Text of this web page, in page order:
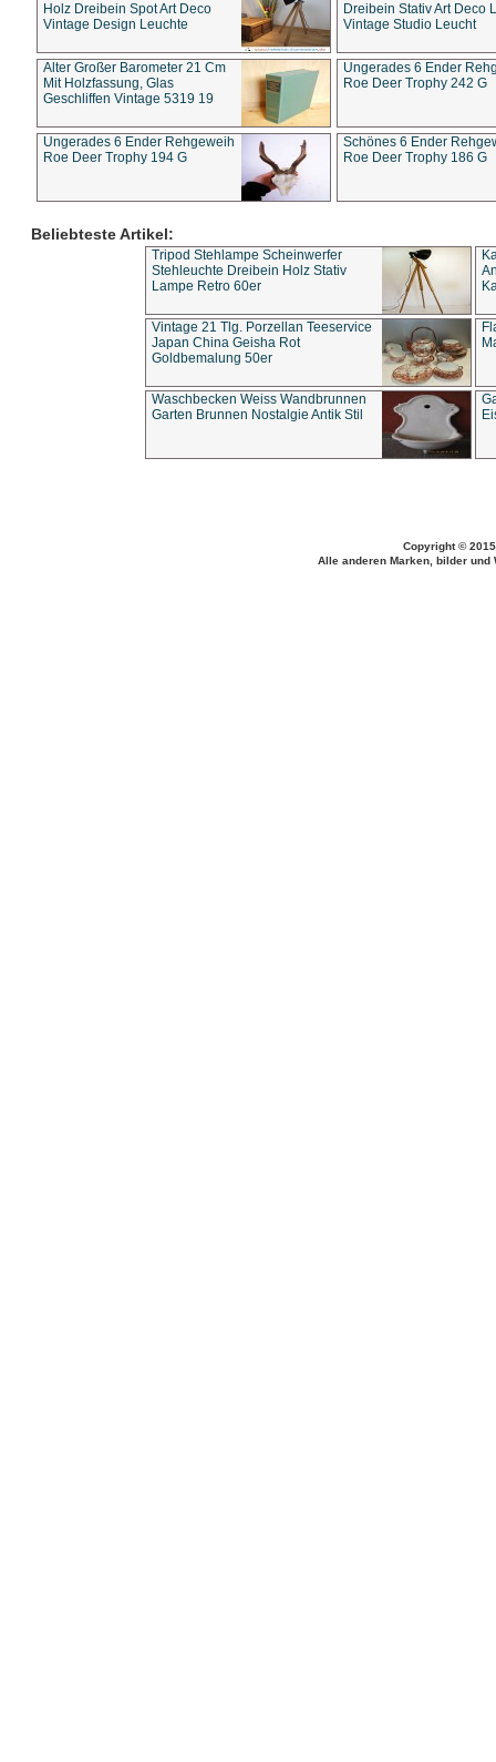
Holz Dreibein Spot Art Deco
Vintage Design Leuchte
Dreibein Stativ Art Deco
Vintage Studio Leucht
Alter Großer Barometer 21 Cm
Mit Holzfassung, Glas
Geschliffen Vintage 5319 19
Ungerades 6 Ender
Roe Deer Trophy 242 G
Ungerades 6 Ender Rehgeweih
Roe Deer Trophy 194 G
Schönes 6 Ender
Roe Deer Trophy 186 G
Beliebteste Artikel:
Tripod Stehlampe Scheinwerfer
Stehleuchte Dreibein Holz Stativ
Lampe Retro 60er
Vintage 21 Tlg. Porzellan Teeservice
Japan China Geisha Rot
Goldbemalung 50er
Waschbecken Weiss Wandbrunnen
Garten Brunnen Nostalgie Antik Stil
Copyright ©
Alle anderen Marken, bilder und